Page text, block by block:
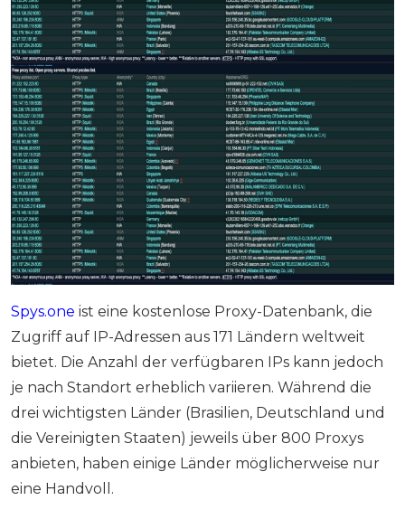
Spys.one ist eine kostenlose Proxy-Datenbank, die
Zugriff auf IP-Adressen aus 171 Ländern weltweit
bietet. Die Anzahl der verfügbaren IPs kann jedoch
je nach Standort erheblich variieren. Während die
drei wichtigsten Länder (Brasilien, Deutschland und
die Vereinigten Staaten) jeweils über 800 Proxys
anbieten, haben einige Länder möglicherweise nur
eine Handvoll.